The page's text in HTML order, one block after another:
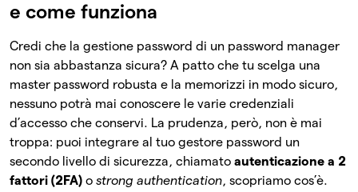
e come funziona
Credi che la gestione password di un password manager
non sia abbastanza sicura? A patto che tu scelga una
master password robusta e la memorizzi in modo sicuro,
nessuno potrà mai conoscere le varie credenziali
d’accesso che conservi. La prudenza, però, non è mai
troppa: puoi integrare al tuo gestore password un
secondo livello di sicurezza, chiamato autenticazione a 2
fattori (2FA) o strong authentication, scopriamo cos’è.